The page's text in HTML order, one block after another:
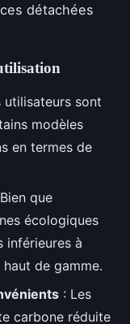
détachées
utilisateurs sont
modèles
en termes de
que
écologiques
inférieures à
de gamme.
: Les
carbone réduite